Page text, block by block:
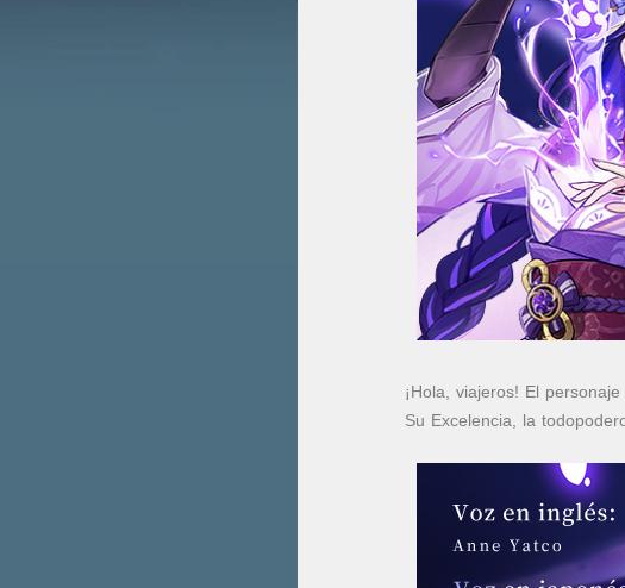
¡Hola, viajeros! El
Su Excelencia, la